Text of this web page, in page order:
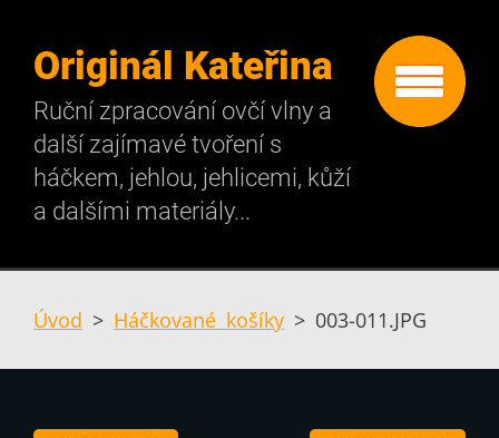
Originál Kateřina
Ruční zpracování ovčí vlny a
další zajímavé tvoření s
háčkem, jehlou, jehlicemi, kůží
a dalšími materiály...
Úvod > Háčkované košíky > 003-011.JPG